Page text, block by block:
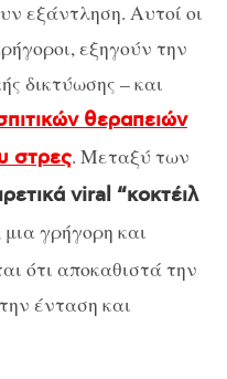
εξάντληση. Αυτοί οι
εξηγούν την
δικτύωσης – και
θεραπειών
στρες. Μεταξύ των
viral “κοκτέιλ
μια γρήγορη και
ότι αποκαθιστά την
ένταση και